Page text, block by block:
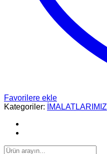
Favorilere ekle
Kategoriler:
İMALATLARIMIZ
Ara: